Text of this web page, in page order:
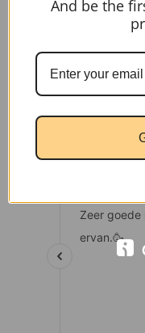
And be the